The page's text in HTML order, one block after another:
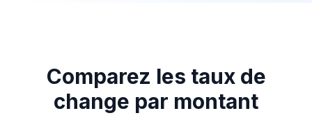
Comparez les taux de
change par montant